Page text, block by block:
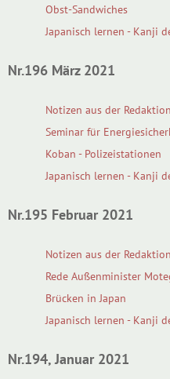
Obst-Sandwiches
Japanisch lernen - Kanji
Nr.196 März 2021
Notizen aus der Redaktion
Seminar für
Koban - Polizeistationen
Japanisch lernen - Kanji
Nr.195 Februar 2021
Notizen aus der Redaktion
Rede Außenminister
Brücken in Japan
Japanisch lernen - Kanji
Nr.194, Januar 2021